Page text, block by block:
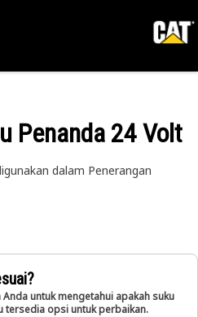
Penanda 24 Volt
dalam Penerangan
untuk mengetahui apakah suku
tersedia opsi untuk perbaikan.